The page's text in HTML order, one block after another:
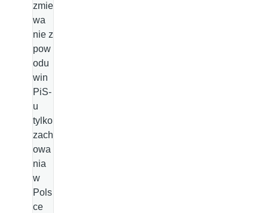
zmie
wa
nie z
pow
odu
win
PiS-
u
tylko
zach
owa
nia
w
Pols
ce